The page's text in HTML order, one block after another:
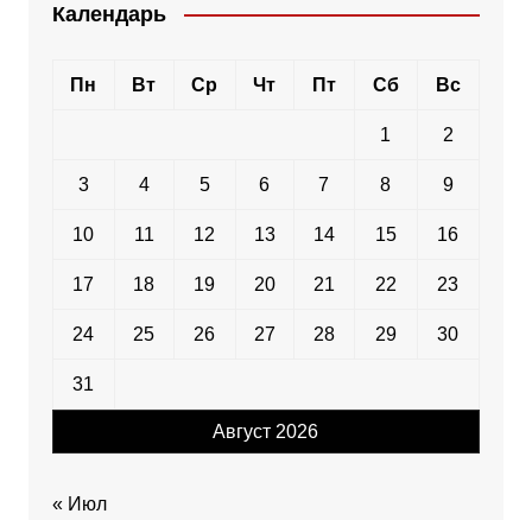
Календарь
Август 2026
Пн Вт Ср Чт Пт Сб Вс
1 2
3 4 5 6 7 8 9
10 11 12 13 14 15 16
17 18 19 20 21 22 23
24 25 26 27 28 29 30
31
« Июл